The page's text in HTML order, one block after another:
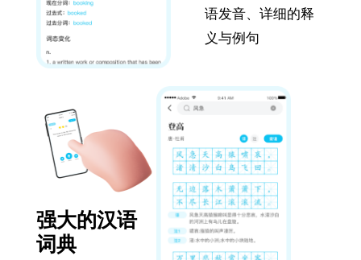
语发音、详细的释
义与例句
强大的汉语
词典